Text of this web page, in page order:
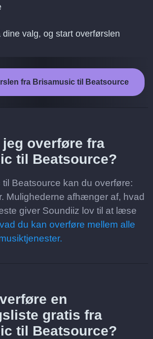
dine valg, og start overførslen
fra Brisamusic til Beatsource
jeg overføre fra
til Beatsource?
til Beatsource kan du overføre:
Mulighederne afhænger af, hvad
giver Soundiiz lov til at læse
du kan overføre mellem alle
en
gratis fra
til Beatsource?